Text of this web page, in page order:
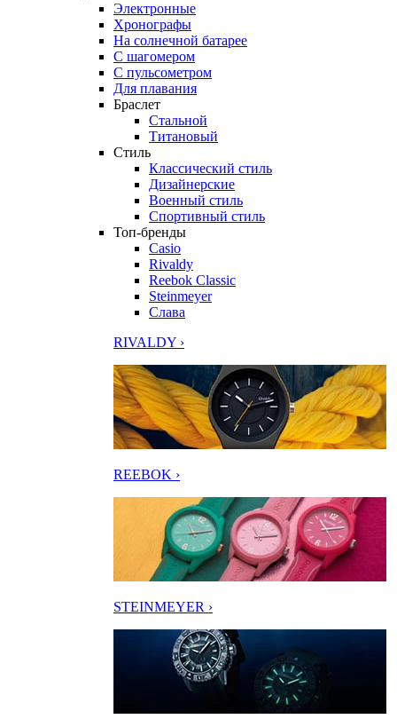
Электронные
Хронографы
На солнечной батарее
С шагомером
С пульсометром
Для плавания
Браслет
Стальной
Титановый
Стиль
Классический стиль
Дизайнерские
Военный стиль
Спортивный стиль
Топ-бренды
Casio
Rivaldy
Reebok Classic
Steinmeyer
Слава
RIVALDY ›
REEBOK ›
STEINMEYER ›